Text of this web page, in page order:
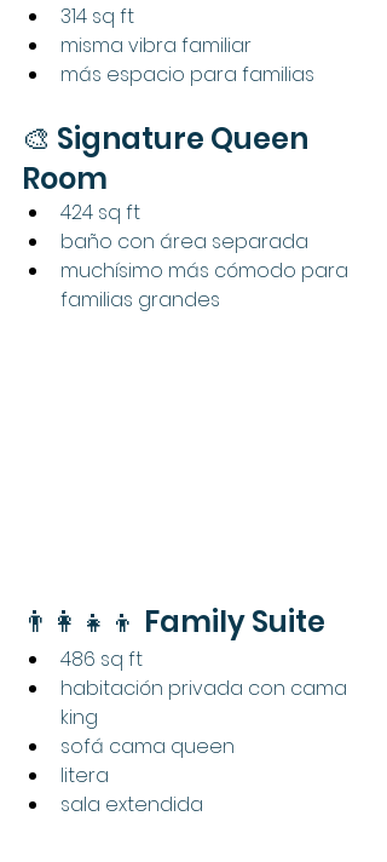
314 sq ft
misma vibra familiar
más espacio para familias
🎨 Signature Queen
Room
424 sq ft
baño con área separada
muchísimo más cómodo para
familias grandes
👨‍👩‍👧‍👦 Family Suite
486 sq ft
habitación privada con cama
king
sofá cama queen
litera
sala extendida